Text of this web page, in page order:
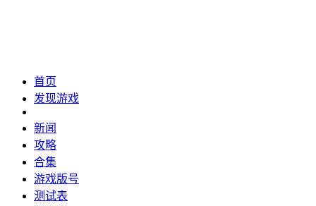
首页
发现游戏
新闻
攻略
合集
游戏版号
测试表